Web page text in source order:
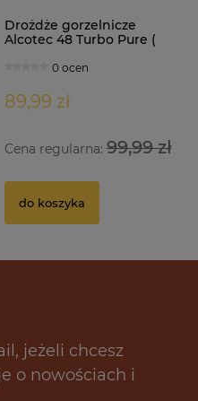
Drożdże gorzelnicze
Alcotec 48 Turbo Pure (
0 ocen
89,99 zł
Cena regularna:99,99 zł
do koszyka
jeżeli chcesz
o nowościach i